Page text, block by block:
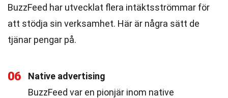
BuzzFeed har utvecklat flera intäktsströmmar för
att stödja sin verksamhet. Här är några sätt de
tjänar pengar på.
06
Native advertising
BuzzFeed var en pionjär inom native